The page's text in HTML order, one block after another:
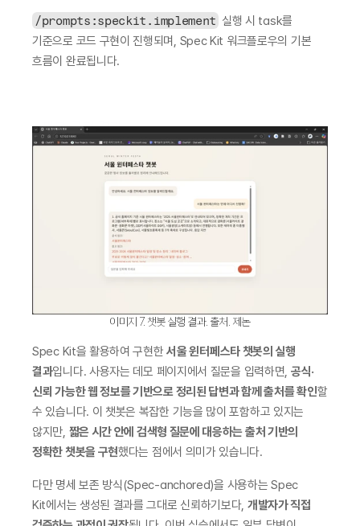
/prompts:speckit.implement 실행 시 task를
기준으로 코드 구현이 진행되며, Spec Kit 워크플로우의 기본
흐름이 완료됩니다.
- 챗봇 구현 결과
이미지 7. 챗봇 실행 결과. 출처. 제논
Spec Kit을 활용하여 구현한 서울 윈터페스타 챗봇의 실행
결과입니다. 사용자는 데모 페이지에서 질문을 입력하면, 공식·
신뢰 가능한 웹 정보를 기반으로 정리된 답변과 함께 출처를 확인할
수 있습니다. 이 챗봇은 복잡한 기능을 많이 포함하고 있지는
않지만, 짧은 시간 안에 검색형 질문에 대응하는 출처 기반의
정확한 챗봇을 구현했다는 점에서 의미가 있습니다.
다만 명세 보존 방식(Spec-anchored)을 사용하는 Spec
Kit에서는 생성된 결과를 그대로 신뢰하기보다, 개발자가 직접